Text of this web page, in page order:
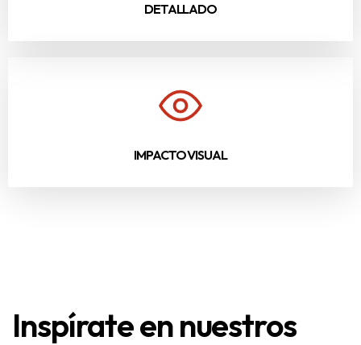
DETALLADO
IMPACTO VISUAL
Inspírate en nuestros